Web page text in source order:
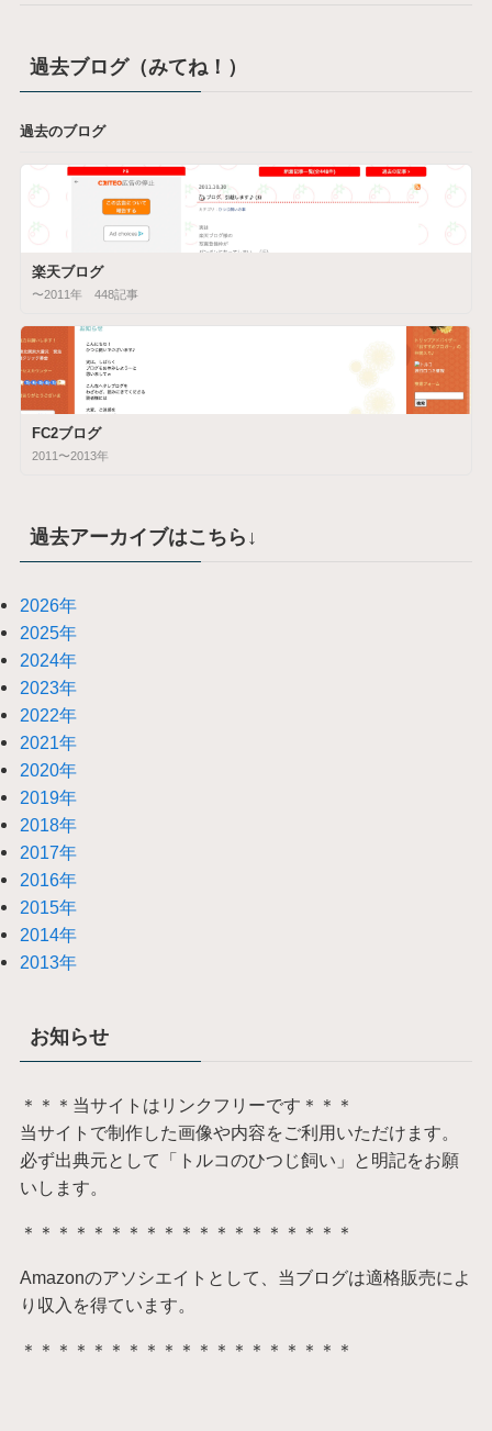
過去ブログ（みてね！）
過去のブログ
楽天ブログ
〜2011年 448記事
FC2ブログ
2011〜2013年
過去アーカイブはこちら↓
2026年
2025年
2024年
2023年
2022年
2021年
2020年
2019年
2018年
2017年
2016年
2015年
2014年
2013年
お知らせ
＊＊＊当サイトはリンクフリーです＊＊＊
当サイトで制作した画像や内容をご利用いただけます。
必ず出典元として「トルコのひつじ飼い」と明記をお願
いします。
＊＊＊＊＊＊＊＊＊＊＊＊＊＊＊＊＊＊＊
Amazonのアソシエイトとして、当ブログは適格販売によ
り収入を得ています。
＊＊＊＊＊＊＊＊＊＊＊＊＊＊＊＊＊＊＊